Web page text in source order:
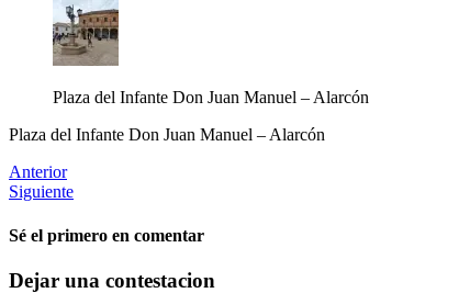
Plaza del Infante Don Juan Manuel – Alarcón
Plaza del Infante Don Juan Manuel – Alarcón
Anterior
Siguiente
Sé el primero en comentar
Dejar una contestacion